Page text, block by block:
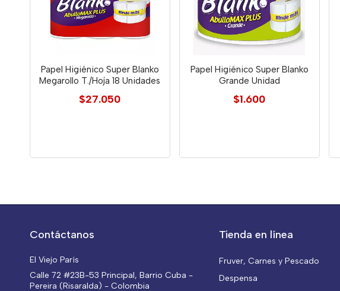
Papel Higiénico Super Blanko
Megarollo T./Hoja 18 Unidades
$27.050
Papel Higiénico Super Blanko
Grande Unidad
$1.600
Contáctanos
El Viejo París
Calle 72 #23B-53 Principal, Barrio Cuba -
Pereira (Risaralda) - Colombia
Tienda en línea
Fruver, Carnes y Pescado
Despensa